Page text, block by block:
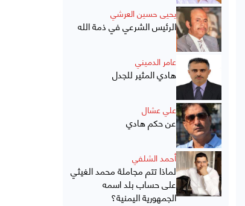
يحيى حسين العرشي
الرئيس الشرعي في ذمة الله
عامر الدميني
هادي المثير للجدل
علي عشال
عن حكم هادي
أحمد الشلفي
لماذا تتم مجاملة محمد الغيثي
على حساب بلد اسمه
الجمهورية اليمنية؟